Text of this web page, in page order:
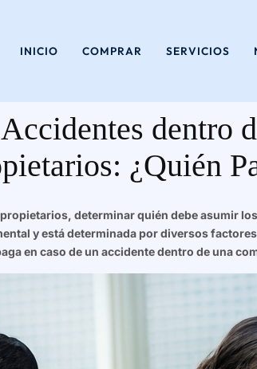
contenido
INICIO COMPRAR SERVICIOS
dentro
¿Quién
determinar quién debe asumir
y está determinada por diversos
en caso de un accidente dentro de una